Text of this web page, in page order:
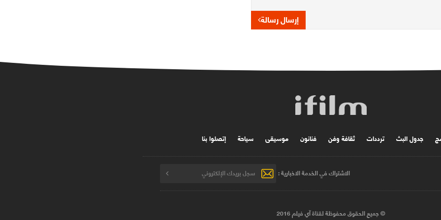
إرسال رسالة
جدول البث ترددات ثقافة وفن فنانون موسیقی سياحة إتصلوا بنا
الاشتراك في الخدمة الاخبارية :
© جميع الحقوق محفوظة لقناة آي فيلم 2016